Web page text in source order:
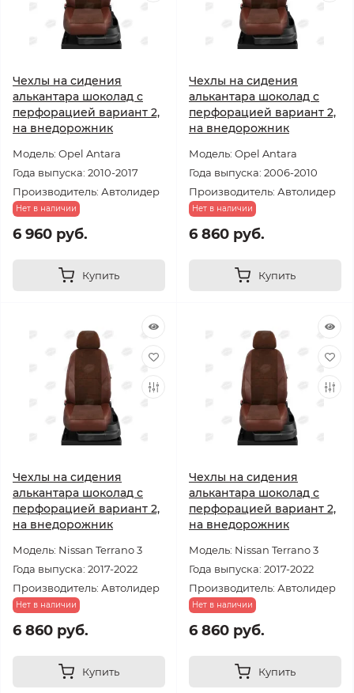
Чехлы на сидения
алькантара шоколад с
перфорацией вариант 2,
на внедорожник
Модель: Opel Antara
Года выпуска: 2010-2017
Производитель: Автолидер
Нет в наличии
6 960 руб.
Купить
Чехлы на сидения
алькантара шоколад с
перфорацией вариант 2,
на внедорожник
Модель: Opel Antara
Года выпуска: 2006-2010
Производитель: Автолидер
Нет в наличии
6 860 руб.
Купить
Чехлы на сидения
алькантара шоколад с
перфорацией вариант 2,
на внедорожник
Модель: Nissan Terrano 3
Года выпуска: 2017-2022
Производитель: Автолидер
Нет в наличии
6 860 руб.
Купить
Чехлы на сидения
алькантара шоколад с
перфорацией вариант 2,
на внедорожник
Модель: Nissan Terrano 3
Года выпуска: 2017-2022
Производитель: Автолидер
Нет в наличии
6 860 руб.
Купить